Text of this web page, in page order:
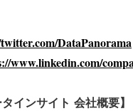
DataPanorama
www.linkedin.com/
タインサイト 会社概要】